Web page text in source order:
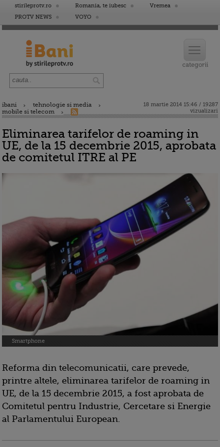
stirileprotv.ro Romania, te iubesc
Vremea
PROTV NEWS
VOYO
ibani
tehnologie si media
mobile si telecom
18 martie 2014 15:46 / 19287
vizualizari
Eliminarea tarifelor de roaming in
UE, de la 15 decembrie 2015, aprobata
de comitetul ITRE al PE
Smartphone
Reforma din telecomunicatii, care prevede,
printre altele, eliminarea tarifelor de roaming in
UE, de la 15 decembrie 2015, a fost aprobata de
Comitetul pentru Industrie, Cercetare si Energie
al Parlamentului European.